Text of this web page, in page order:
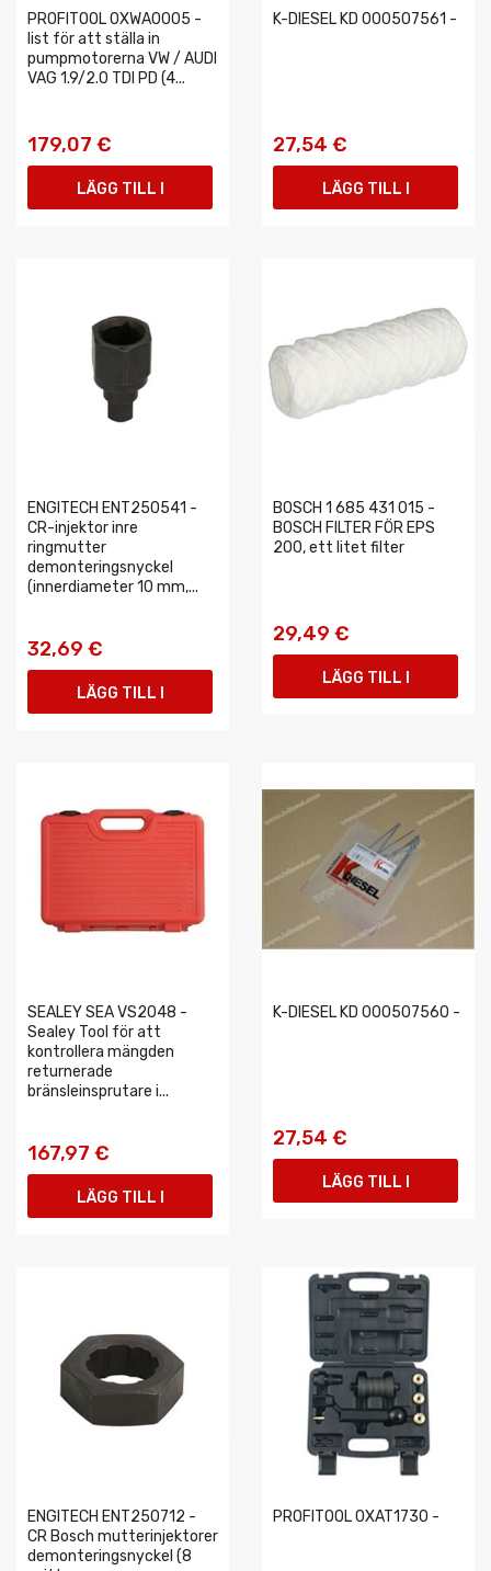
PROFITOOL 0XWA0005 -
list för att ställa in
pumpmotorerna VW / AUDI
VAG 1.9/2.0 TDI PD (4...
179,07 €
LÄGG TILL I
K-DIESEL KD 000507561 -
27,54 €
LÄGG TILL I
ENGITECH ENT250541 -
CR-injektor inre
ringmutter
demonteringsnyckel
(innerdiameter 10 mm,...
32,69 €
LÄGG TILL I
BOSCH 1 685 431 015 -
BOSCH FILTER FÖR EPS
200, ett litet filter
29,49 €
LÄGG TILL I
SEALEY SEA VS2048 -
Sealey Tool för att
kontrollera mängden
returnerade
bränsleinsprutare i...
167,97 €
LÄGG TILL I
K-DIESEL KD 000507560 -
27,54 €
LÄGG TILL I
ENGITECH ENT250712 -
CR Bosch mutterinjektorer
demonteringsnyckel (8
PROFITOOL 0XAT1730 -